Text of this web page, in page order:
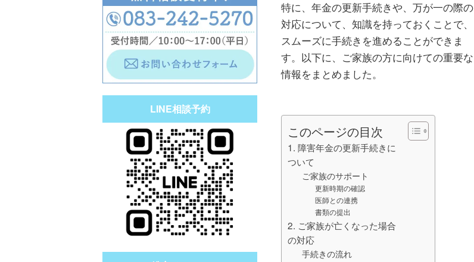
特に、年金の更新手続きや、万が一の際の
対応について、知識を持っておくことで、
スムーズに手続きを進めることができま
す。以下に、ご家族の方に向けての重要な
情報をまとめました。
このページの目次
1. 障害年金の更新手続きに
ついて
ご家族のサポート
更新時期の確認
医師との連携
書類の提出
2. ご家族が亡くなった場合
の対応
手続きの流れ
LINE相談予約